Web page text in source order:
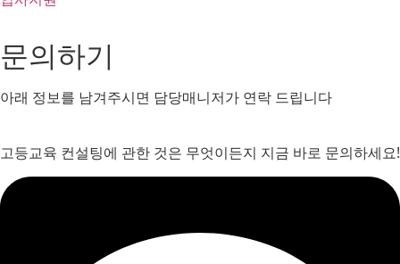
문의하기
아래 정보를 남겨주시면 담당매니저가 연락 드립니다
고등교육 컨설팅에 관한 것은 무엇이든지 지금 바로 문의하세요!